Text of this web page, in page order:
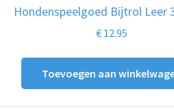
Hondenspeelgoed Bijtrol Leer
€ 12.95
Toevoegen aan